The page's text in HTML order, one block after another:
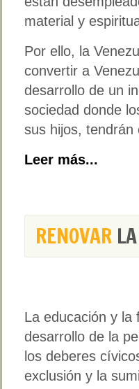
material y
Por ello, la
convertir a
desarrollo de un
sociedad donde
sus hijos, tendrán
Leer más...
RENOVAR
La educación y la
desarrollo de la
los deberes
exclusión y la